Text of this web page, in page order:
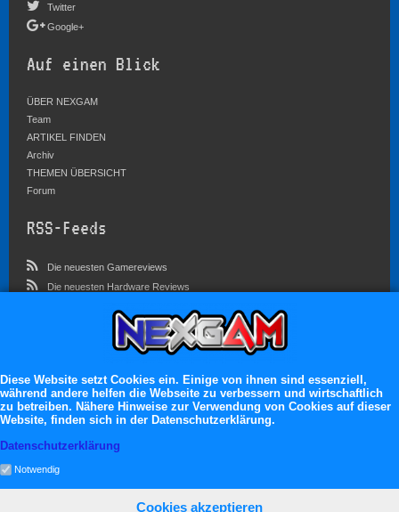
Twitter
Google+
Auf einen Blick
ÜBER NEXGAM
Team
ARTIKEL FINDEN
Archiv
THEMEN ÜBERSICHT
Forum
RSS-Feeds
Die neuesten Gamereviews
Die neuesten Hardware Reviews
Im Forum sind zur Zeit 3023 Benutzer online
Es erwarten dich:
13.119 registrierte Mitglieder
71.049 Themen
Diese Website setzt Cookies ein. Einige von ihnen sind essenziell,
während andere helfen die Webseite zu verbessern und wirtschaftlich
zu betreiben. Nähere Hinweise zur Verwendung von Cookies auf dieser
Website, finden sich in der Datenschutzerklärung.
Datenschutzerklärung
Notwendig
Cookies akzeptieren